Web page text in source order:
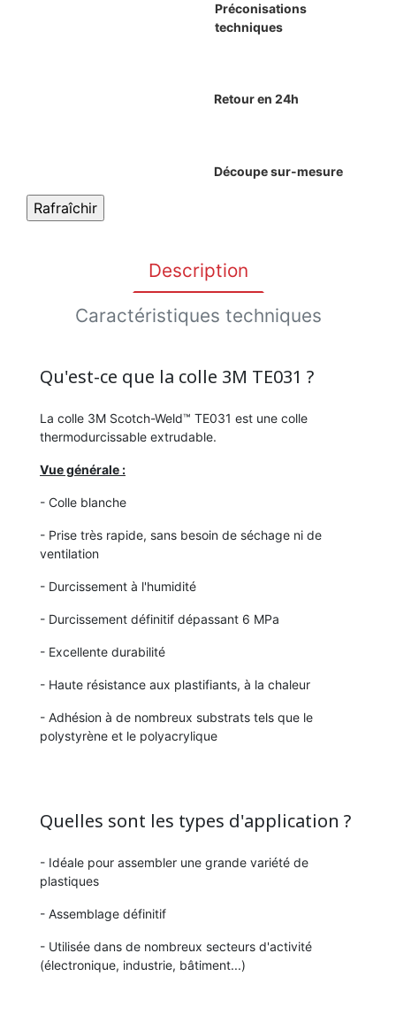
Préconisations
techniques
Retour en 24h
Découpe sur-mesure
Description
Caractéristiques techniques
Qu'est-ce que la colle 3M TE031 ?
La colle 3M Scotch-Weld™ TE031 est une colle
thermodurcissable extrudable.
Vue générale :
- Colle blanche
- Prise très rapide, sans besoin de séchage ni de
ventilation
- Durcissement à l'humidité
- Durcissement définitif dépassant 6 MPa
- Excellente durabilité
- Haute résistance aux plastifiants, à la chaleur
- Adhésion à de nombreux substrats tels que le
polystyrène et le polyacrylique
Quelles sont les types d'application ?
- Idéale pour assembler une grande variété de
plastiques
- Assemblage définitif
- Utilisée dans de nombreux secteurs d'activité
(électronique, industrie, bâtiment...)